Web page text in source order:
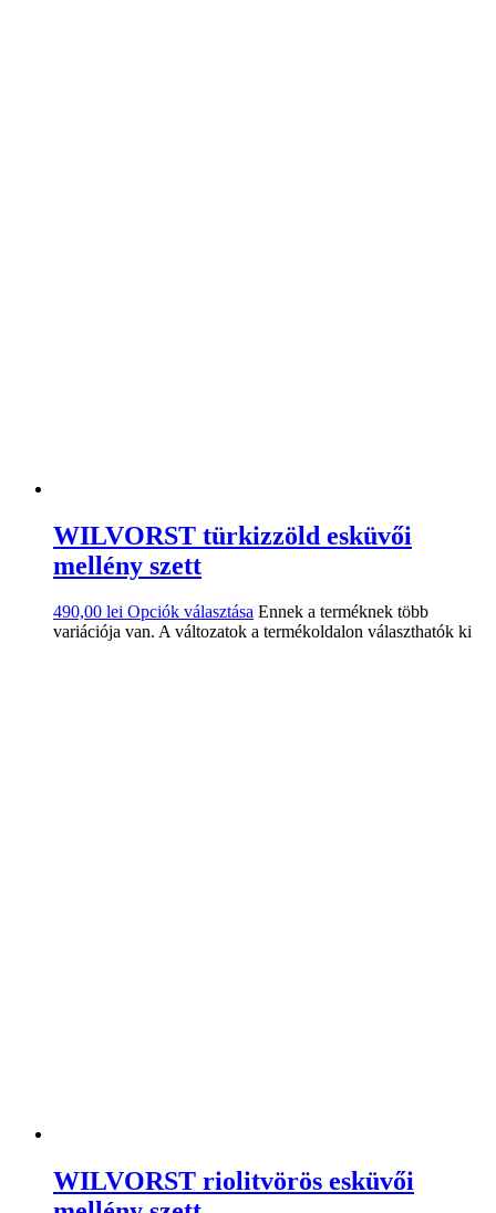
WILVORST türkizzöld esküvői
mellény szett
490,00 lei Opciók választása Ennek a terméknek több
variációja van. A változatok a termékoldalon választhatók ki
WILVORST riolitvörös esküvői